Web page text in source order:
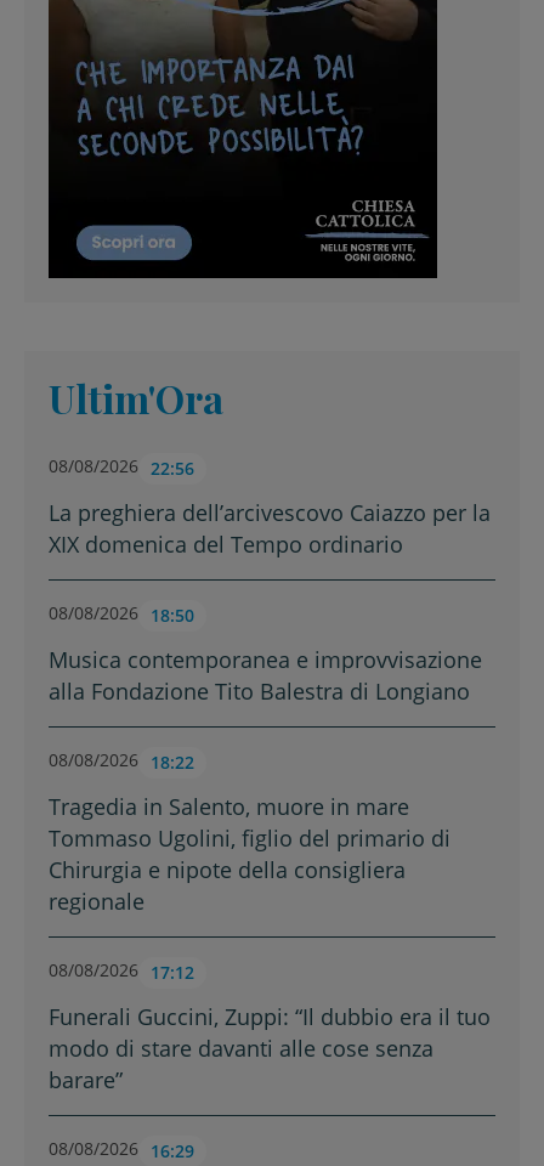
Ultim'Ora
08/08/2026 22:56
La preghiera dell’arcivescovo Caiazzo per la
XIX domenica del Tempo ordinario
08/08/2026 18:50
Musica contemporanea e improvvisazione
alla Fondazione Tito Balestra di Longiano
08/08/2026 18:22
Tragedia in Salento, muore in mare
Tommaso Ugolini, figlio del primario di
Chirurgia e nipote della consigliera
regionale
08/08/2026 17:12
Funerali Guccini, Zuppi: “Il dubbio era il tuo
modo di stare davanti alle cose senza
barare”
08/08/2026 16:29